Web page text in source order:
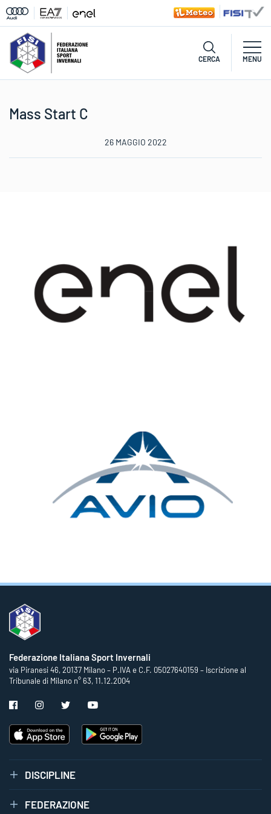
CERCA MENU
Mass Start C
26 MAGGIO 2022
Federazione Italiana Sport Invernali
via Piranesi 46, 20137 Milano – P.IVA e C.F. 05027640159 – Iscrizione al
Tribunale di Milano n° 63, 11.12.2004
DISCIPLINE
FEDERAZIONE